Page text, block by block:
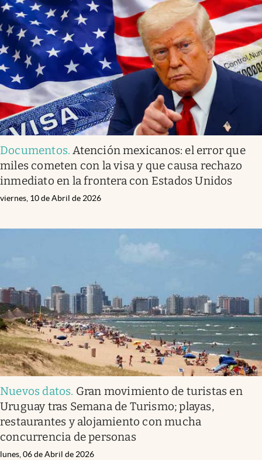
Documentos.Atención mexicanos: el error que
miles cometen con la visa y que causa rechazo
inmediato en la frontera con Estados Unidos
viernes, 10 de Abril de 2026
Nuevos datos. Gran movimiento de turistas en
Uruguay tras Semana de Turismo; playas,
restaurantes y alojamiento con mucha
concurrencia de personas
lunes, 06 de Abril de 2026